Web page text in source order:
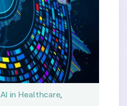
AI in Healthcare,